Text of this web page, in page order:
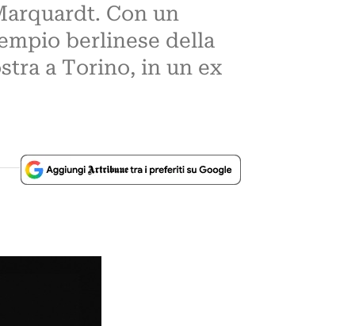
Con un
berlinese della
a Torino, in un ex